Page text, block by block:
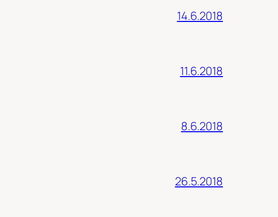
14.6.2018
11.6.2018
8.6.2018
26.5.2018